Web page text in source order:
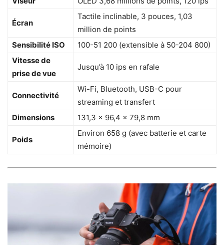
Écran
Tactile inclinable, 3 pouces, 1,03
million de points
Sensibilité ISO
100-51 200 (extensible à 50-204 800)
Vitesse de
prise de vue
Jusqu’à 10 ips en rafale
Connectivité
Wi-Fi, Bluetooth, USB-C pour
streaming et transfert
Dimensions
131,3 x 96,4 x 79,8 mm
Poids
Environ 658 g (avec batterie et carte
mémoire)